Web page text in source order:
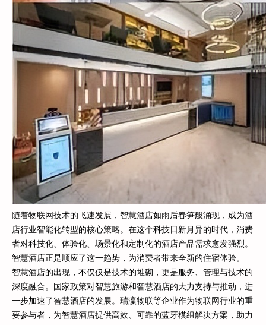
随着物联网技术的飞速发展，智慧酒店如雨后春笋般涌现，成为酒
店行业智能化转型的核心策略。在这个科技日新月异的时代，消费
者对科技化、体验化、场景化和定制化的酒店产品需求愈发强烈。
智慧酒店正是顺应了这一趋势，为消费者带来全新的住宿体验。
智慧酒店的出现，不仅仅是技术的堆砌，更是服务、管理与技术的
深度融合。国家政策对智慧旅游和智慧酒店的大力支持与推动，进
一步加速了智慧酒店的发展。瑞瀛物联等企业作为物联网行业的重
要参与者，为智慧酒店提供高效、可靠的蓝牙模组解决方案，助力